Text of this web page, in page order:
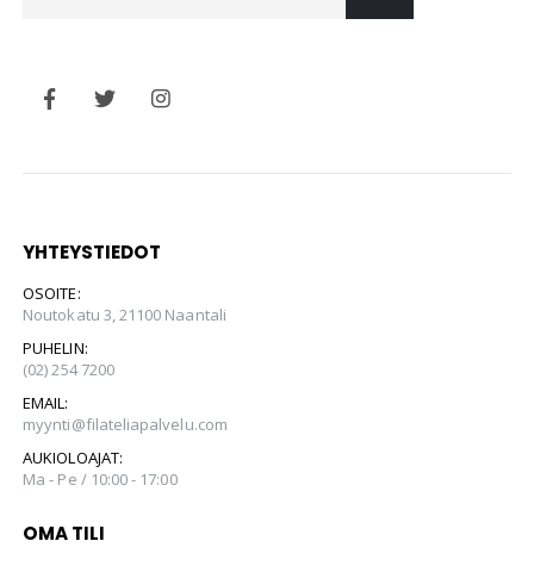
YHTEYSTIEDOT
OSOITE:
Noutokatu 3, 21100 Naantali
PUHELIN:
(02) 254 7200
EMAIL:
myynti@filateliapalvelu.com
AUKIOLOAJAT:
Ma - Pe / 10:00 - 17:00
OMA TILI